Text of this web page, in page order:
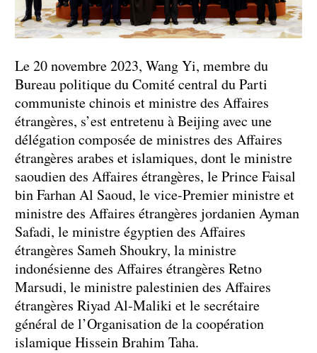
Le 20 novembre 2023, Wang Yi, membre du
Bureau politique du Comité central du Parti
communiste chinois et ministre des Affaires
étrangères, s’est entretenu à Beijing avec une
délégation composée de ministres des Affaires
étrangères arabes et islamiques, dont le ministre
saoudien des Affaires étrangères, le Prince Faisal
bin Farhan Al Saoud, le vice-Premier ministre et
ministre des Affaires étrangères jordanien Ayman
Safadi, le ministre égyptien des Affaires
étrangères Sameh Shoukry, la ministre
indonésienne des Affaires étrangères Retno
Marsudi, le ministre palestinien des Affaires
étrangères Riyad Al-Maliki et le secrétaire
général de l’Organisation de la coopération
islamique Hissein Brahim Taha.